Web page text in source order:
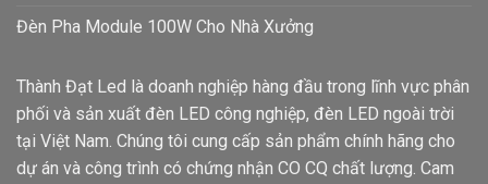
Đèn Pha Module 100W Cho Nhà Xưởng
Thành Đạt Led là doanh nghiệp hàng đầu trong lĩnh vực phân
phối và sản xuất đèn LED công nghiệp, đèn LED ngoài trời
tại Việt Nam. Chúng tôi cung cấp sản phẩm chính hãng cho
dự án và công trình có chứng nhận CO CQ chất lượng. Cam